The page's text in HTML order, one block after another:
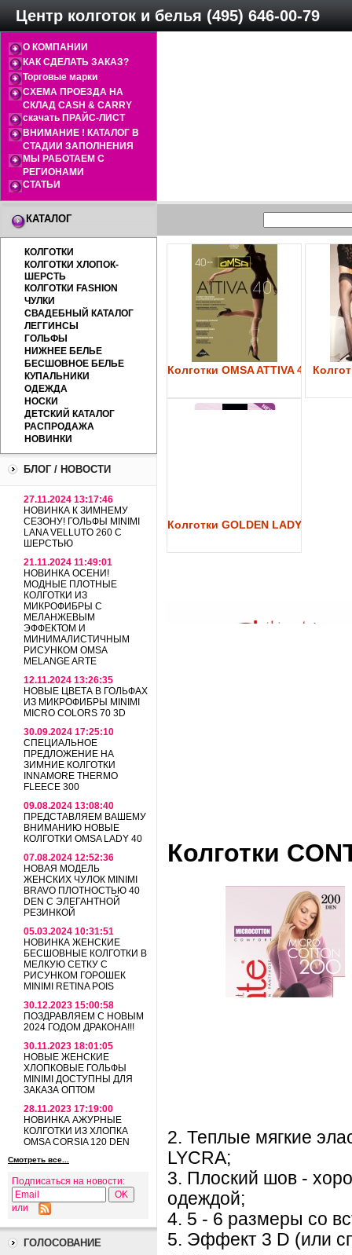
Центр колготок и белья (495) 646-00-79
О КОМПАНИИ
КАК СДЕЛАТЬ ЗАКАЗ?
Торговые марки
СХЕМА ПРОЕЗДА НА
СКЛАД CASH & CARRY
скачать ПРАЙС-ЛИСТ
ВНИМАНИЕ ! КАТАЛОГ В
СТАДИИ ЗАПОЛНЕНИЯ
МЫ РАБОТАЕМ С
РЕГИОНАМИ
СТАТЬИ
КАТАЛОГ
КОЛГОТКИ
КОЛГОТКИ ХЛОПОК-
ШЕРСТЬ
КОЛГОТКИ FASHION
ЧУЛКИ
СВАДЕБНЫЙ КАТАЛОГ
ЛЕГГИНСЫ
ГОЛЬФЫ
НИЖНЕЕ БЕЛЬЕ
БЕСШОВНОЕ БЕЛЬЕ
КУПАЛЬНИКИ
ОДЕЖДА
НОСКИ
ДЕТСКИЙ КАТАЛОГ
РАСПРОДАЖА
НОВИНКИ
БЛОГ / НОВОСТИ
27.11.2024 13:17:46
НОВИНКА К ЗИМНЕМУ
СЕЗОНУ! ГОЛЬФЫ MINIMI
LANA VELLUTO 260 С
ШЕРСТЬЮ
21.11.2024 11:49:01
НОВИНКА ОСЕНИ!
МОДНЫЕ ПЛОТНЫЕ
КОЛГОТКИ ИЗ
МИКРОФИБРЫ С
МЕЛАНЖЕВЫМ
ЭФФЕКТОМ И
МИНИМАЛИСТИЧНЫМ
РИСУНКОМ OMSA
MELANGE ARTE
12.11.2024 13:26:35
НОВЫЕ ЦВЕТА В ГОЛЬФАХ
ИЗ МИКРОФИБРЫ MINIMI
MICRO COLORS 70 3D
30.09.2024 17:25:10
СПЕЦИАЛЬНОЕ
ПРЕДЛОЖЕНИЕ НА
ЗИМНИЕ КОЛГОТКИ
INNAMORE THERMO
FLEECE 300
09.08.2024 13:08:40
ПРЕДСТАВЛЯЕМ ВАШЕМУ
ВНИМАНИЮ НОВЫЕ
КОЛГОТКИ OMSA LADY 40
07.08.2024 12:52:36
НОВАЯ МОДЕЛЬ
ЖЕНСКИХ ЧУЛОК MINIMI
BRAVO ПЛОТНОСТЬЮ 40
DEN С ЭЛЕГАНТНОЙ
РЕЗИНКОЙ
05.03.2024 10:31:51
НОВИНКА ЖЕНСКИЕ
БЕСШОВНЫЕ КОЛГОТКИ В
МЕЛКУЮ СЕТКУ С
РИСУНКОМ ГОРОШЕК
MINIMI RETINA POIS
30.12.2023 15:00:58
ПОЗДРАВЛЯЕМ С НОВЫМ
2024 ГОДОМ ДРАКОНА!!!
30.11.2023 18:01:05
НОВЫЕ ЖЕНСКИЕ
ХЛОПКОВЫЕ ГОЛЬФЫ
MINIMI ДОСТУПНЫ ДЛЯ
ЗАКАЗА ОПТОМ
28.11.2023 17:19:00
НОВИНКА АЖУРНЫЕ
КОЛГОТКИ ИЗ ХЛОПКА
OMSA CORSIA 120 DEN
Смотреть все...
Подписаться на новости:
или
ГОЛОСОВАНИЕ
Колготки OMSA ATTIVA 40
Колготки GOLDEN LADY My
Колготки
2. Теплые мягкие
LYCRA;
3. Плоский шов -
одеждой;
4. 5 - 6 размеры со
5. Эффект 3 D (или